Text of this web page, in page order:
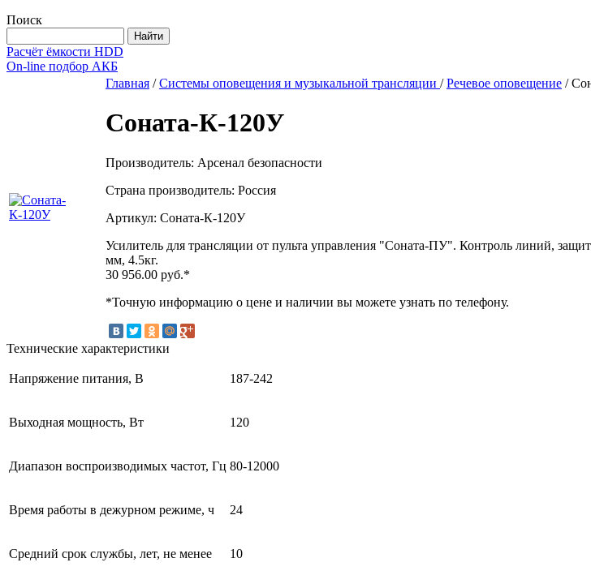
Поиск
Расчёт ёмкости HDD
On-line подбор АКБ
Главная / Системы оповещения и музыкальной трансляции / Речевое оповещение /
Соната-К-120У
Производитель: Арсенал безопасности
Страна производитель: Россия
Артикул: Соната-К-120У
Усилитель для трансляции от пульта управления "Соната-ПУ". Контроль линий,
мм, 4.5кг.
30 956.00 руб.*
*Точную информацию о цене и наличии вы можете узнать по телефону.
Технические характеристики
Напряжение питания, В 187-242
Выходная мощность, Вт 120
Диапазон воспроизводимых частот, Гц 80-12000
Время работы в дежурном режиме, ч 24
Средний срок службы, лет, не менее 10